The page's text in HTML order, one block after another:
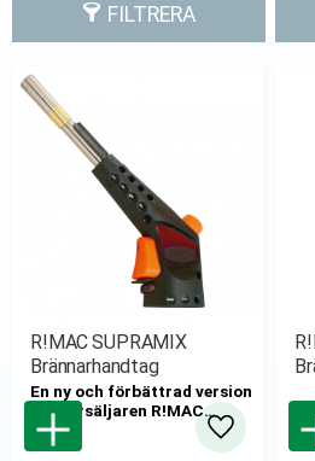
FILTRERA
R!MAC SUPRAMIX
Brännarhandtag
En ny och förbättrad version
av storsäljaren R!MAC
Mixgas-brännarhandtag
med artikelnummer 503500Lägg till i